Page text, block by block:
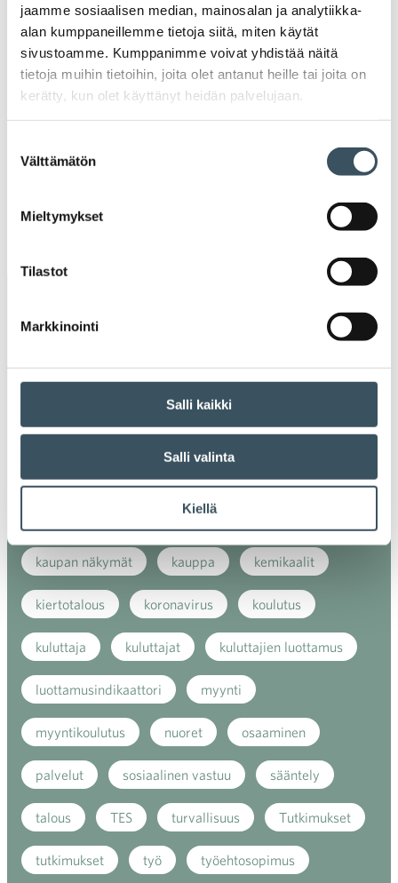
jaamme sosiaalisen median, mainosalan ja analytiikka-
alan kumppaneillemme tietoja siitä, miten käytät
sivustoamme. Kumppanimme voivat yhdistää näitä
tietoja muihin tietoihin, joita olet antanut heille tai joita on
kerätty, kun olet käyttänyt heidän palvelujaan.
valinta
Välttämätön
Mieltymykset
Tilastot
Markkinointi
Salli kaikki
Salli valinta
Kiellä
2021
2020
2017
energiatehokkuus erikoiskauppa EU
ilmasto kansainvälinen kilpailu
kansainvälinen verkkokauppa
kaupan näkymät kauppa kemikaalit
kiertotalous koronavirus koulutus
kuluttaja kuluttajat kuluttajien luottamus
luottamusindikaattori myynti
myyntikoulutus nuoret osaaminen
palvelut sosiaalinen vastuu sääntely
talous TES turvallisuus Tutkimukset
tutkimukset työ työehtosopimus